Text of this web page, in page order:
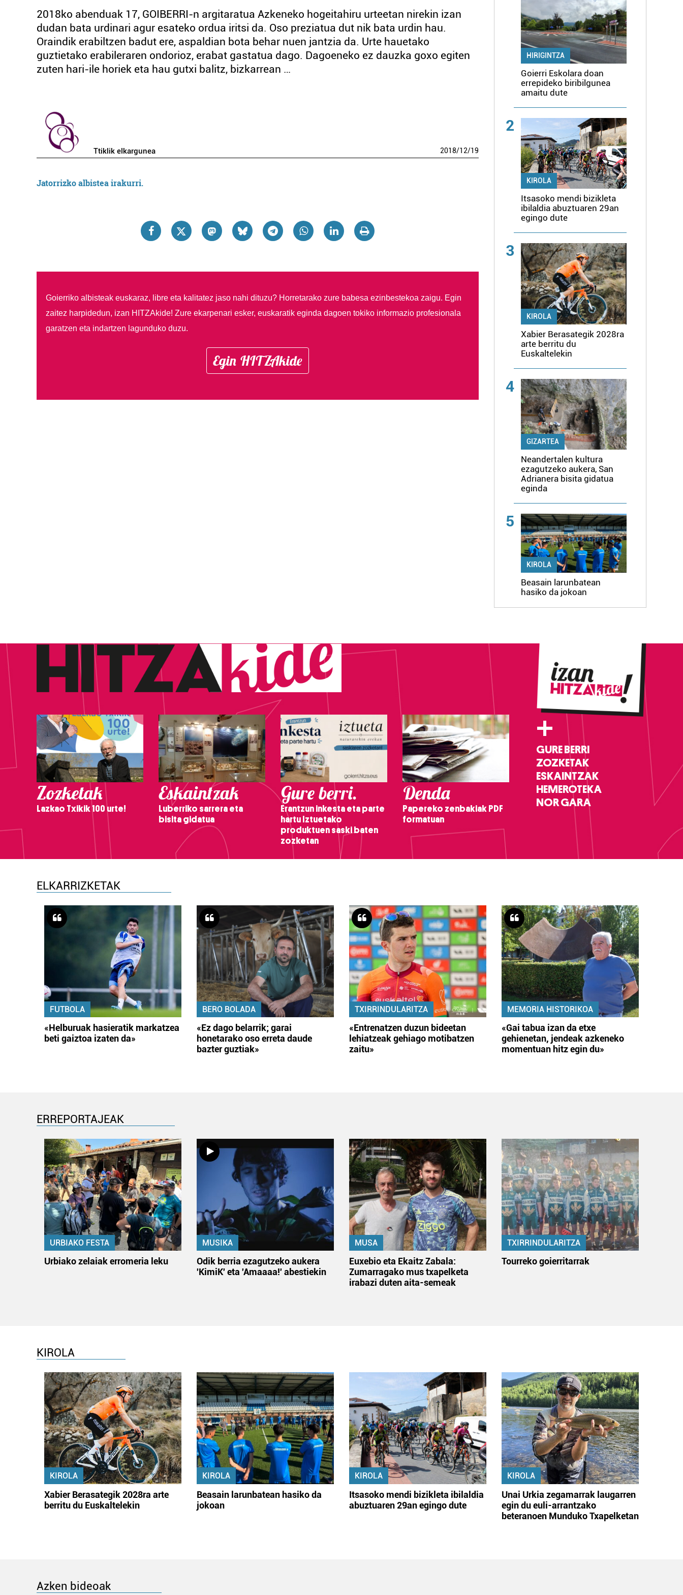
2018ko abenduak 17, GOIBERRI-n argitaratua Azkeneko hogeitahiru urteetan nirekin izan
dudan bata urdinari agur esateko ordua iritsi da. Oso preziatua dut nik bata urdin hau.
Oraindik erabiltzen badut ere, aspaldian bota behar nuen jantzia da. Urte hauetako
guztietako erabileraren ondorioz, erabat gastatua dago. Dagoeneko ez dauzka goxo egiten
zuten hari-ile horiek eta hau gutxi balitz, bizkarrean …
Ttiklik elkargunea 2018/12/19
Jatorrizko albistea irakurri.
Goierriko albisteak euskaraz, libre eta kalitatez jaso nahi dituzu? Horretarako zure babesa ezinbestekoa zaigu. Egin
zaitez harpidedun, izan HITZAkide! Zure ekarpenari esker, euskaratik eginda dagoen tokiko informazio profesionala
garatzen eta indartzen lagunduko duzu.
Egin HITZAkide
HIRIGINTZA
Goierri Eskolara doan
errepideko biribilgunea
amaitu dute
2
KIROLA
Itsasoko mendi bizikleta
ibilaldia abuztuaren 29an
egingo dute
3
KIROLA
Xabier Berasategik 2028ra
arte berritu du
Euskaltelekin
4
GIZARTEA
Neandertalen kultura
ezagutzeko aukera, San
Adrianera bisita gidatua
eginda
5
KIROLA
Beasain larunbatean
hasiko da jokoan
Zozketak
Lazkao Txikik 100 urte!
Eskaintzak
Luberriko sarrera eta
bisita gidatua
Gure berri.
Erantzun inkesta eta parte
hartu Iztuetako
produktuen saski baten
zozketan
Denda
Papereko zenbakiak PDF
formatuan
+
GURE BERRI
ZOZKETAK
ESKAINTZAK
HEMEROTEKA
NOR GARA
ELKARRIZKETAK
FUTBOLA
«Helburuak hasieratik markatzea
beti gaiztoa izaten da»
BERO BOLADA
«Ez dago belarrik; garai
honetarako oso erreta daude
bazter guztiak»
TXIRRINDULARITZA
«Entrenatzen duzun bideetan
lehiatzeak gehiago motibatzen
zaitu»
MEMORIA HISTORIKOA
«Gai tabua izan da etxe
gehienetan, jendeak azkeneko
momentuan hitz egin du»
ERREPORTAJEAK
URBIAKO FESTA
Urbiako zelaiak erromeria leku
MUSIKA
Odik berria ezagutzeko aukera
'KimiK' eta 'Amaaaa!' abestiekin
MUSA
Euxebio eta Ekaitz Zabala:
Zumarragako mus txapelketa
irabazi duten aita-semeak
TXIRRINDULARITZA
Tourreko goierritarrak
KIROLA
KIROLA
Xabier Berasategik 2028ra arte
berritu du Euskaltelekin
KIROLA
Beasain larunbatean hasiko da
jokoan
KIROLA
Itsasoko mendi bizikleta ibilaldia
abuztuaren 29an egingo dute
KIROLA
Unai Urkia zegamarrak laugarren
egin du euli-arrantzako
beteranoen Munduko Txapelketan
Azken bideoak